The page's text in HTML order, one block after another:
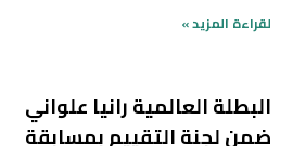
لقراءة المزيد »
البطلة العالمية رانيا علواني
ضمن لجنة التقييم بمسابقة